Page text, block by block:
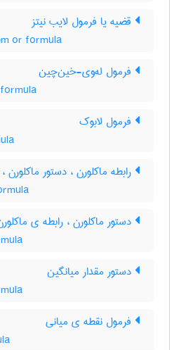
قضیه یا فرمول لایب نیتز
or formula
فرمول له‌وی-خین‌چین
فرمول لابوک
رابطه ماکلورن ، دستور
دستور ماکلورن ، رابطه ی
دستور مقدار میانگین
فرمول نقطه ی میانی